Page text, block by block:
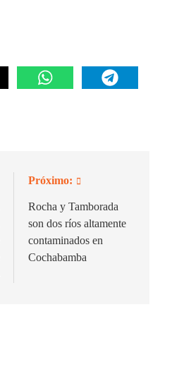
Próximo:
Rocha y Tamborada
son dos ríos altamente
contaminados en
Cochabamba